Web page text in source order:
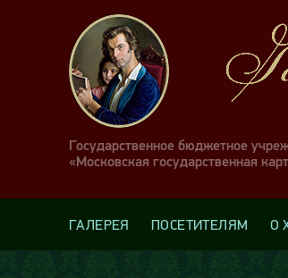
Государственное бюджетное
«Московская государственная
ГАЛЕРЕЯ ПОСЕТИТЕЛЯМ О